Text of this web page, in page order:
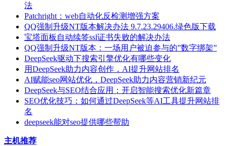
法
Patchright：web自动化反检测增强方案
QQ强制升级NT版本解决办法 9.7.23.29406.绿色版下载
宝塔面板自动续签ssl证书失败的解决办法
QQ强制升级NT版本：一场用户被迫参与的”数字绑架”
DeepSeek驱动下搜索引擎优化有哪些变化
用DeepSeek助力内容创作，AI提升网站排名
AI赋能seo网站优化，DeepSeek助力内容营销新纪元
DeepSeek与SEO结合应用：开启智能搜索优化新篇章
SEO优化技巧：如何通过DeepSeek等AI工具提升网站排
名
deepseek能对seo提供哪些帮助
主机推荐